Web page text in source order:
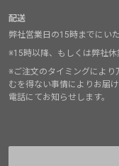
配送
弊社営業日の15時までにい
※15時以降、もしくは弊社休
※ご注文のタイミングにより
むを得ない事情によりお届
電話にてお知らせします。